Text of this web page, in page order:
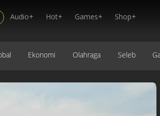
Audio+ Hot+ Games+ Shop+
Ekonomi Olahraga Seleb